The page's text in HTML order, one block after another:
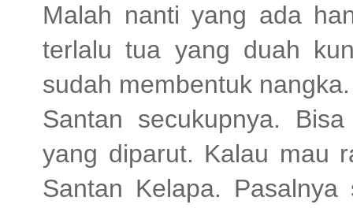
Malah nanti yang ada
terlalu tua yang duah
sudah membentuk nangka.
Santan secukupnya.
yang diparut. Kalau mau
Santan Kelapa.